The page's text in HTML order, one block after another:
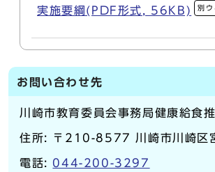
実施要綱(PDF形式, 56KB)
別ウ
お問い合わせ先
川崎市教育委員会事務局健康給食
住所: 〒210-8577 川崎市川崎区
電話: 044-200-3297